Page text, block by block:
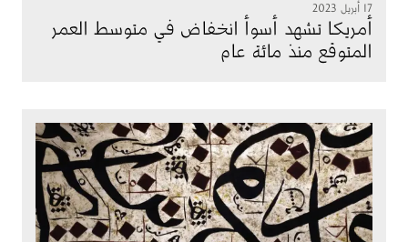
17 أبريل 2023
أمريكا تشهد أسوأ انخفاض في متوسط العمر
المتوقع منذ مائة عام
الصورة